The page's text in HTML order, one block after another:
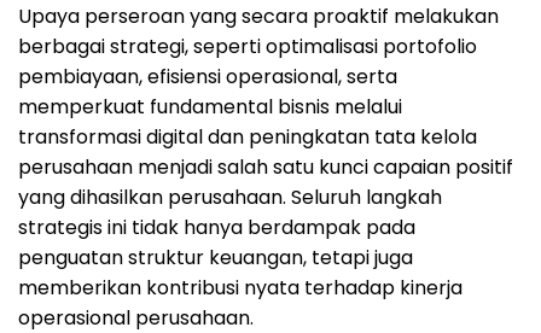
Upaya perseroan yang secara proaktif melakukan
berbagai strategi, seperti optimalisasi portofolio
pembiayaan, efisiensi operasional, serta
memperkuat fundamental bisnis melalui
transformasi digital dan peningkatan tata kelola
perusahaan menjadi salah satu kunci capaian positif
yang dihasilkan perusahaan. Seluruh langkah
strategis ini tidak hanya berdampak pada
penguatan struktur keuangan, tetapi juga
memberikan kontribusi nyata terhadap kinerja
operasional perusahaan.